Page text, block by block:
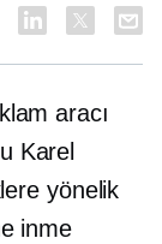
aracı
Karel
yönelik
inme